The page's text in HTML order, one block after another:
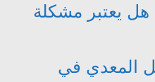
هل يعتبر مشكلة
المعدي في